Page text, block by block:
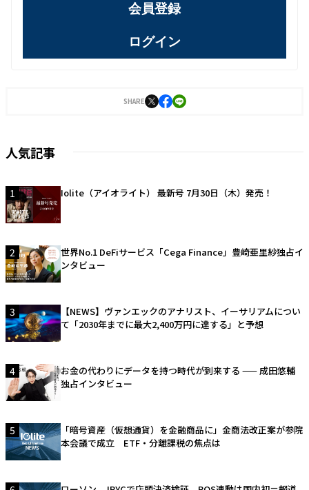
会員登録
ログイン
SHARE
人気記事
1 Iolite（アイオライト） 最新号 7月30日（木）発売！
2
世界No.1 DeFiサービス「Cega Finance」豊崎亜里紗独占イ
ンタビュー
3
【NEWS】ヴァンエックのアナリスト、イーサリアムについ
て「2030年までに最大2,400万円に達する」と予想
4
お金の代わりにデータを持つ時代が到来する —— 成田悠輔
独占インタビュー
5
「暗号資産（仮想通貨）を金融商品に」金商法改正案が参院
本会議で成立 ETF・分離課税の焦点は